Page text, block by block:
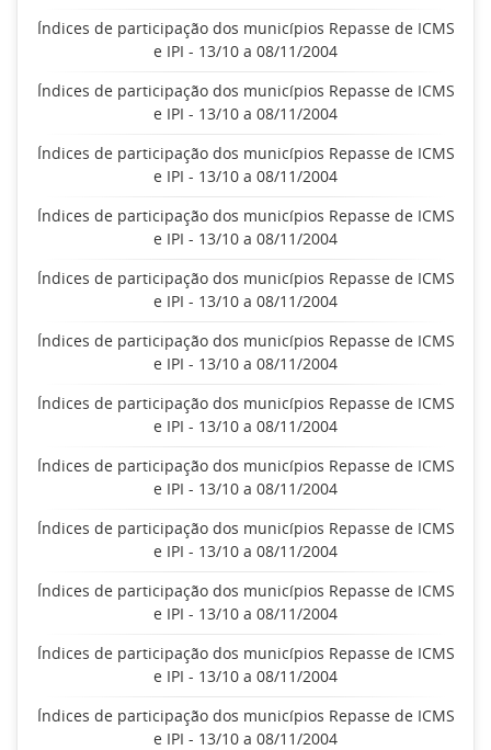
Índices de participação dos municípios Repasse de ICMS
e IPI - 13/10 a 08/11/2004
Índices de participação dos municípios Repasse de ICMS
e IPI - 13/10 a 08/11/2004
Índices de participação dos municípios Repasse de ICMS
e IPI - 13/10 a 08/11/2004
Índices de participação dos municípios Repasse de ICMS
e IPI - 13/10 a 08/11/2004
Índices de participação dos municípios Repasse de ICMS
e IPI - 13/10 a 08/11/2004
Índices de participação dos municípios Repasse de ICMS
e IPI - 13/10 a 08/11/2004
Índices de participação dos municípios Repasse de ICMS
e IPI - 13/10 a 08/11/2004
Índices de participação dos municípios Repasse de ICMS
e IPI - 13/10 a 08/11/2004
Índices de participação dos municípios Repasse de ICMS
e IPI - 13/10 a 08/11/2004
Índices de participação dos municípios Repasse de ICMS
e IPI - 13/10 a 08/11/2004
Índices de participação dos municípios Repasse de ICMS
e IPI - 13/10 a 08/11/2004
Índices de participação dos municípios Repasse de ICMS
e IPI - 13/10 a 08/11/2004